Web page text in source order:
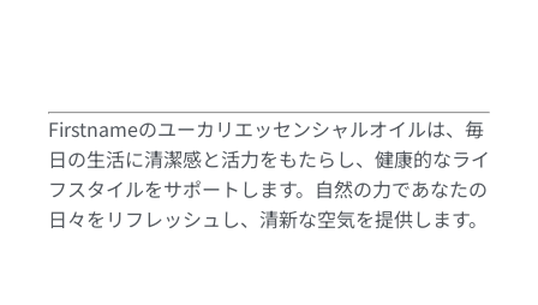
Firstnameのユーカリエッセンシャルオイルは、毎
日の生活に清潔感と活力をもたらし、健康的なライ
フスタイルをサポートします。自然の力であなたの
日々をリフレッシュし、清新な空気を提供します。